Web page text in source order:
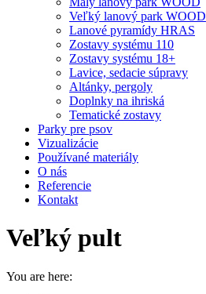
Veľký lanový park WOOD
Lanové pyramídy HRAS
Zostavy systému 110
Zostavy systému 18+
Lavice, sedacie súpravy
Altánky, pergoly
Doplnky na ihriská
Tematické zostavy
Parky pre psov
Vizualizácie
Používané materiály
O nás
Referencie
Kontakt
Veľký pult
You are here: